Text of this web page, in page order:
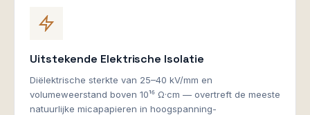
Uitstekende Elektrische Isolatie
Diëlektrische sterkte van 25–40 kV/mm en
volumeweerstand boven 10¹⁶ Ω·cm — overtreft de meeste
natuurlijke micapapieren in hoogspanning-